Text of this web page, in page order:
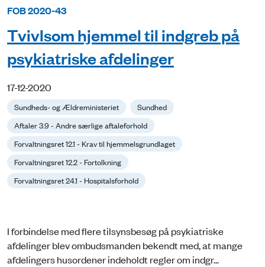
FOB 2020-43
Tvivlsom hjemmel til indgreb på
psykiatriske afdelinger
17-12-2020
Sundheds- og Ældreministeriet
Sundhed
Aftaler 3.9 - Andre særlige aftaleforhold
Forvaltningsret 12.1 - Krav til hjemmelsgrundlaget
Forvaltningsret 12.2 - Fortolkning
Forvaltningsret 24.1 - Hospitalsforhold
I forbindelse med flere tilsynsbesøg på psykiatriske
afdelinger blev ombudsmanden bekendt med, at mange
afdelingers husordener indeholdt regler om indgr...